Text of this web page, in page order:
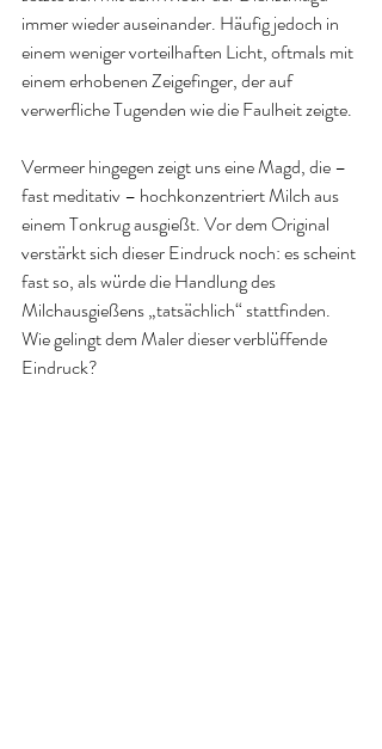
immer wieder auseinander. Häufig jedoch in
einem weniger vorteilhaften Licht, oftmals mit
einem erhobenen Zeigefinger, der auf
verwerfliche Tugenden wie die Faulheit zeigte.
Vermeer hingegen zeigt uns eine Magd, die –
fast meditativ – hochkonzentriert Milch aus
einem Tonkrug ausgießt. Vor dem Original
verstärkt sich dieser Eindruck noch: es scheint
fast so, als würde die Handlung des
Milchausgießens „tatsächlich“ stattfinden.
Wie gelingt dem Maler dieser verblüffende
Eindruck?